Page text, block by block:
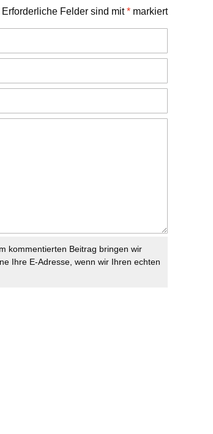
Erforderliche Felder sind mit* markiert
kommentierten Beitrag bringen wir
Ihre E-Adresse, wenn wir Ihren echten